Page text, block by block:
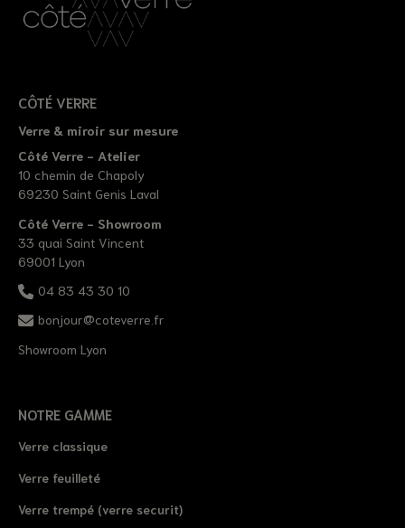
CÔTÉ VERRE
Verre & miroir sur mesure
Côté Verre - Atelier
10 chemin de Chapoly
69230 Saint Genis Laval
Côté Verre - Showroom
33 quai Saint Vincent
69001 Lyon
04 83 43 30 10
bonjour@coteverre.fr
Showroom Lyon
NOTRE GAMME
Verre classique
Verre feuilleté
Verre trempé (verre securit)